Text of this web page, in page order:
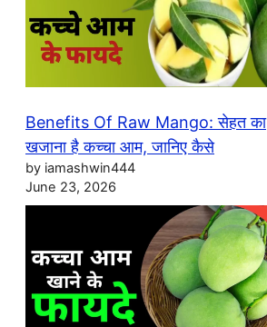
Benefits Of Raw Mango: सेहत का
खजाना है कच्चा आम, जानिए कैसे
by iamashwin444
June 23, 2026